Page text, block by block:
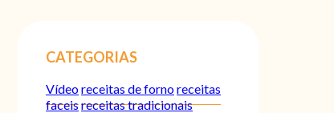
CATEGORIAS
Vídeoreceitas de fornoreceitas
faceisreceitas tradicionais